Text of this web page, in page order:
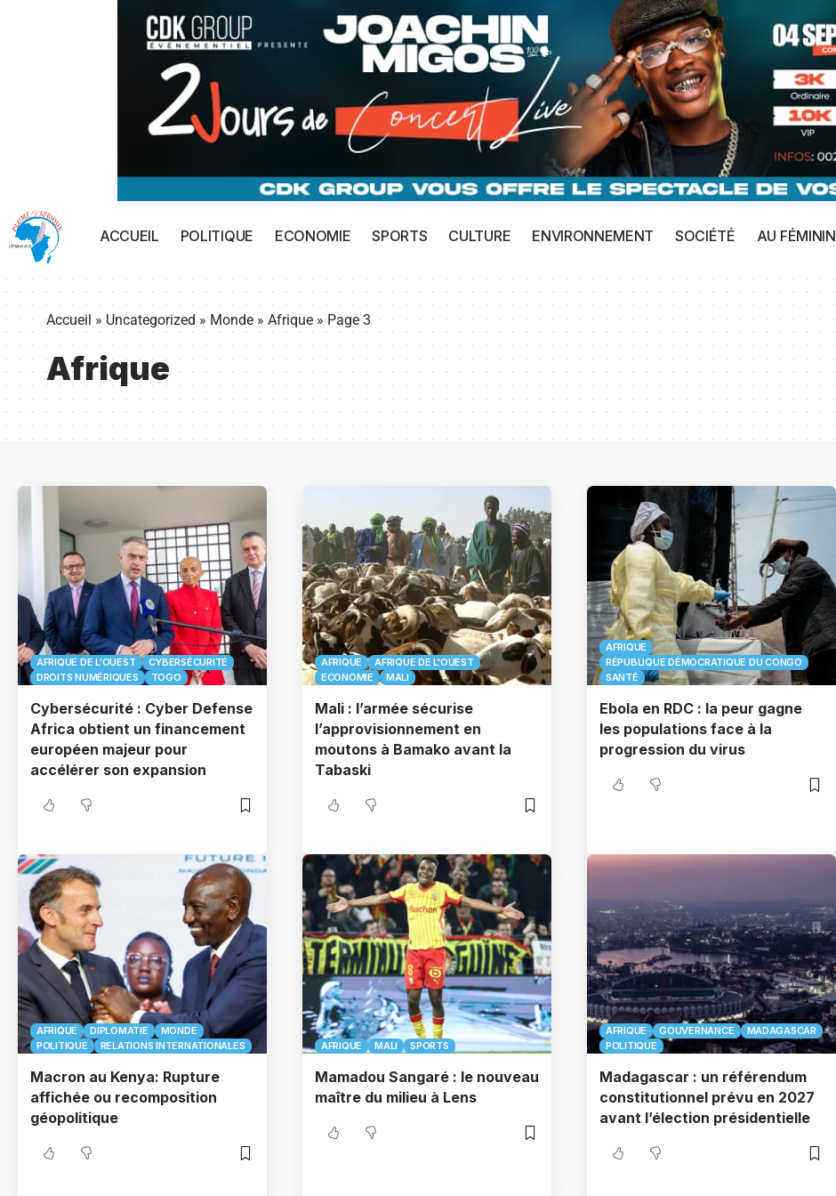
ACCUEIL POLITIQUE ECONOMIE SPORTS CULTURE ENVIRONNEMENT SOCIÉTÉ AU FÉMININ
Accueil » Uncategorized » Monde » Afrique»Page 3
Afrique
AFRIQUE DE L'OUEST
CYBERSÉCURITÉ
DROITS NUMÉRIQUES
TOGO
Cybersécurité : Cyber Defense
Africa obtient un financement
européen majeur pour
accélérer son expansion
AFRIQUE
AFRIQUE DE L'OUEST
ECONOMIE
MALI
Mali : l’armée sécurise
l’approvisionnement en
moutons à Bamako avant la
Tabaski
AFRIQUE
RÉPUBLIQUE DÉMOCRATIQUE DU CONGO
SANTÉ
Ebola en RDC : la peur gagne
les populations face à la
progression du virus
AFRIQUE DIPLOMATIE
MONDE
POLITIQUE
RELATIONS INTERNATIONALES
Macron au Kenya: Rupture
affichée ou recomposition
géopolitique
AFRIQUE MALI SPORTS
Mamadou Sangaré : le nouveau
maître du milieu à Lens
AFRIQUE GOUVERNANCE
MADAGASCAR
POLITIQUE
Madagascar : un référendum
constitutionnel prévu en 2027
avant l’élection présidentielle